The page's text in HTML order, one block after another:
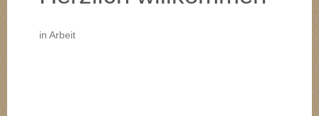
in Arbeit